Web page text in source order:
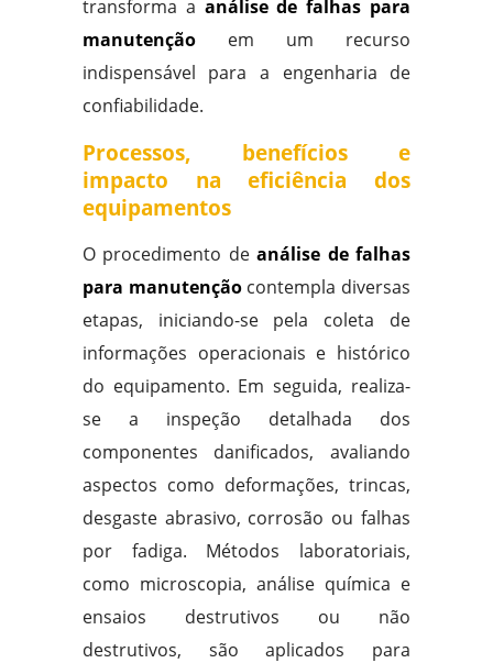
transforma a análise de falhas para
manutençãoem um recurso
indispensável para a engenharia de
confiabilidade.
Processos, benefícios e
impacto na eficiência dos
equipamentos
O procedimento deanálise de falhas
para manutençãocontempla diversas
etapas, iniciando-se pela coleta de
informações operacionais e histórico
do equipamento. Em seguida, realiza-
se a inspeção detalhada dos
componentes danificados, avaliando
aspectos como deformações, trincas,
desgaste abrasivo, corrosão ou falhas
por fadiga. Métodos laboratoriais,
como microscopia, análise química e
ensaios destrutivos ou não
destrutivos, são aplicados para